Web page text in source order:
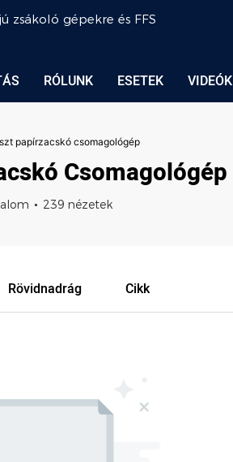
zsákoló gépekre és FFS
RÓLUNK ESETEK VIDEÓK
papírzacskó csomagológép
Csomagológép
239 nézetek
Rövidnadrág Cikk